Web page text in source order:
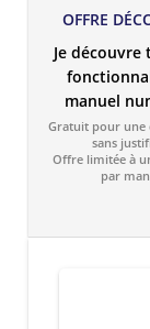
OFFRE
Je découvre
manuel
Gratuit pour une
sans
Offre limitée à
par